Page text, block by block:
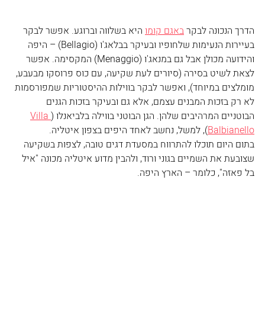
הדרך הנכונה לבקר באגם קומו היא בשלווה וברוגע. אפשר לבקר
בעיירות הנעימות שלחופיו ובעיקר בבלאג'ו (Bellagio) – היפה
והידועה מכולן אבל גם במנאג'ו (Menaggio) המקסימה. אפשר
לצאת לשיט בסירה (סיורים לעת שקיעה, עם כוס פרוסקו מבעבע,
מומלצים במיוחד), ואפשר לבקר בווילות ההיסטוריות שמפורסמות
לא רק בזכות המבנים עצמם, אלא גם ובעיקר בזכות הגנים
הבוטניים המרהיבים שלהן. הגן הבוטני בווילה בלביאנלו (Villa
Balbianello), למשל, נחשב לאחד היפים בצפון איטליה.
בתום היום תוכלו להתרווח במסעדת דגים טובה, לצפות בשקיעה
שצובעת את השמיים בגוני ורוד, ולהבין מדוע איטליה מכונה "איל
בל פאזה", כלומר – הארץ היפה.